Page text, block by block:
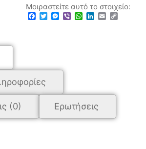
Μοιραστείτε αυτό το στοιχείο:
Facebook
TwitterMessenger
ViberWhatsApp
LinkedIn
EmailCopy
(0) Ερωτήσεις